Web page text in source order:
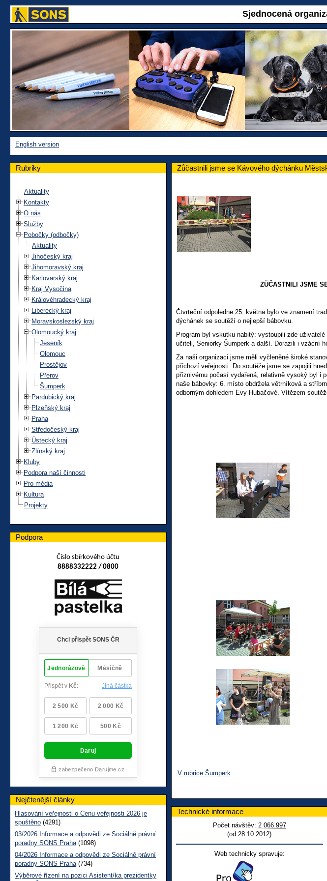
Sjednocená
English version
Rubriky
Aktuality
Kontakty
O nás
Služby
Pobočky (odbočky)
Aktuality
Jihočeský kraj
Jihomoravský kraj
Karlovarský kraj
Kraj Vysočina
Královéhradecký kraj
Liberecký kraj
Moravskoslezský kraj
Olomoucký kraj
Jeseník
Olomouc
Prostějov
Přerov
Šumperk
Pardubický kraj
Plzeňský kraj
Praha
Středočeský kraj
Ústecký kraj
Zlínský kraj
Kluby
Podpora naší činnosti
Pro média
Kultura
Projekty
Zůčastnili jsme se Kávového dýchánku
ZŮČASTNILI JSME
Čtvrteční odpoledne 25. května bylo ve znamení
dýchánek se soutěží o nejlepší bábovku.
Program byl vskutku nabitý: vystoupili zde
učiteli, Seniorky Šumperk a další. Dorazili i vzácní
Za naši organizaci jsme měli vyčleněné široké
příchozí veřejnosti. Do soutěže jsme se zapojili
příznivému počasí vydařená, relativně vysoký byl i
naše bábovky: 6. místo obdržela větrníková a
odborným dohledem Evy Hubačové. Vítězem
V rubrice Šumperk
Podpora
Číslo sbírkového účtu
8888332222 / 0800
Nejčtenější články
Hlasování veřejnosti o Cenu veřejnosti 2026 je
spuštěno (4291)
03/2026 Informace a odpovědi ze Sociálně právní
poradny SONS Praha (1098)
04/2026 Informace a odpovědi ze Sociálně právní
poradny SONS Praha (734)
Výběrové řízení na pozici Asistent/ka prezidentky
Technické informace
Počet návštěv: 2 066 997
(od 28.10.2012)
Web technicky spravuje: